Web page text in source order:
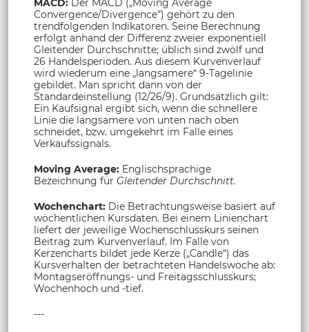
MACD: Der MACD („Moving Average
Convergence/Divergence”) gehört zu den
trendfolgenden Indikatoren. Seine Berechnung
erfolgt anhand der Differenz zweier exponentiell
Gleitender Durchschnitte; üblich sind zwölf und
26 Handelsperioden. Aus diesem Kurvenverlauf
wird wiederum eine „langsamere“ 9-Tagelinie
gebildet. Man spricht dann von der
Standardeinstellung (12/26/9). Grundsätzlich gilt:
Ein Kaufsignal ergibt sich, wenn die schnellere
Linie die langsamere von unten nach oben
schneidet, bzw. umgekehrt im Falle eines
Verkaufssignals.
Moving Average: Englischsprachige
Bezeichnung für Gleitender Durchschnitt.
Wochenchart: Die Betrachtungsweise basiert auf
wöchentlichen Kursdaten. Bei einem Linienchart
liefert der jeweilige Wochenschlusskurs seinen
Beitrag zum Kurvenverlauf. Im Falle von
Kerzencharts bildet jede Kerze („Candle“) das
Kursverhalten der betrachteten Handelswoche ab:
Montagseröffnungs- und Freitagsschlusskurs;
Wochenhoch und -tief.
---